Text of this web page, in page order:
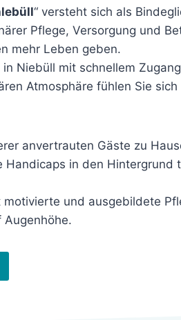
“ versteht sich als
Pflege, Versorgung und
mehr Leben geben.
Niebüll mit schnellem
Atmosphäre fühlen Sie sich
anvertrauten Gäste zu
in den Hintergrund
und ausgebildete